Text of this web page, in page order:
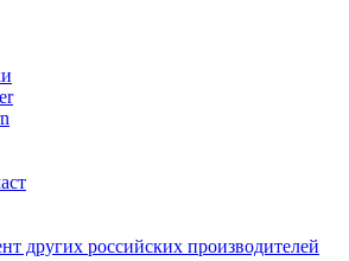
других российских производителей